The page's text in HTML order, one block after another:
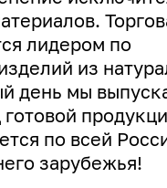
лидером по
из
день мы
по всей
зарубежья!